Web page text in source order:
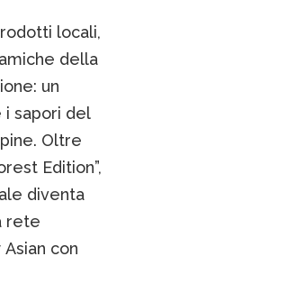
locali,
della
un
sapori del
Oltre
Edition”,
diventa
rete
con